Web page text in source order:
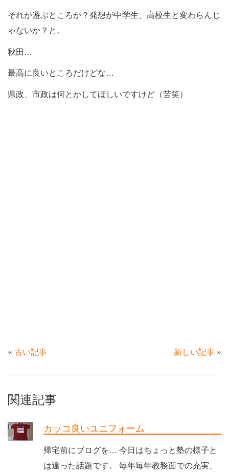
それが遊ぶところか？発想が中学生、高校生と変わらんじ
ゃないか？と。
秋田…
最高に良いところだけどな…
県政、市政は何とかしてほしいですけど（苦笑）
« 古い記事 新しい記事 »
関連記事
カッコ良いユニフォーム
帰宅前にブログを… 今日はちょっと塾の様子と
は違った話題です。 毎年毎年教務面での充実、